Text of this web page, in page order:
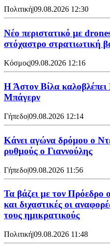
Πολιτική|09.08.2026 12:30
Νέο περιστατικό με
στόχαστρο στρατιωτική
Κόσμος|09.08.2026 12:16
Η Άστον Βίλα καλοβλέπει
Μπάγερν
Γήπεδο|09.08.2026 12:14
Kάνει αγώνα δρόμου ο
ρυθμούς ο Γιαννούλης
Γήπεδο|09.08.2026 11:56
Τα βάζει με τον
και διχαστικές οι
τους ημικρατικούς
Πολιτική|09.08.2026 11:48